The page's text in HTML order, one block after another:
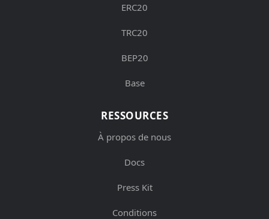
ERC20
TRC20
BEP20
Base
RESSOURCES
À propos de nous
Docs
Press Kit
Conditions